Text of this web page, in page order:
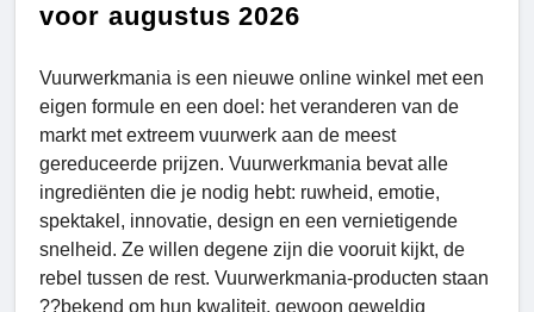
voor augustus 2026
Vuurwerkmania is een nieuwe online winkel met een
eigen formule en een doel: het veranderen van de
markt met extreem vuurwerk aan de meest
gereduceerde prijzen. Vuurwerkmania bevat alle
ingrediënten die je nodig hebt: ruwheid, emotie,
spektakel, innovatie, design en een vernietigende
snelheid. Ze willen degene zijn die vooruit kijkt, de
rebel tussen de rest. Vuurwerkmania-producten staan
??bekend om hun kwaliteit, gewoon geweldig